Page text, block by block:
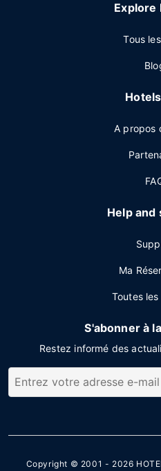
Explore
Tous
A propos
Help and
Ma
Toutes
S'abonner à
Restez informé des
Copyright © 2001 - 2026